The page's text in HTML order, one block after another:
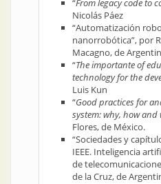
“From legacy code to
Nicolás Páez
“Automatización
nanorrobótica”, por
Macagno, de
“The importante of
technology for the
Luis Kun
“Good practices for
system: why, how and
Flores, de México.
“Sociedades y
IEEE. Inteligencia
de
de la Cruz, de